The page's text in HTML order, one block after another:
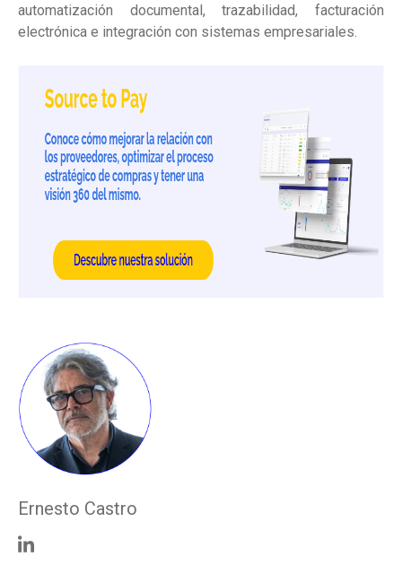
automatización documental, trazabilidad, facturación
electrónica e integración con sistemas empresariales.
Ernesto Castro